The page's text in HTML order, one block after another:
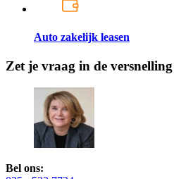
Auto zakelijk leasen
Zet je vraag in de versnelling
Bel ons: